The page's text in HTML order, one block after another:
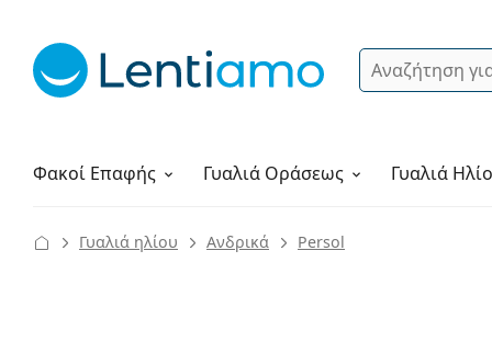
Αναζήτηση
Φακοί Επαφής
Υγρά φακών ΓυαλιάΟράσεως Γυαλιά
Πώς να παραγγείλετε
Γυαλιά ηλίου Ανδρικά Persol